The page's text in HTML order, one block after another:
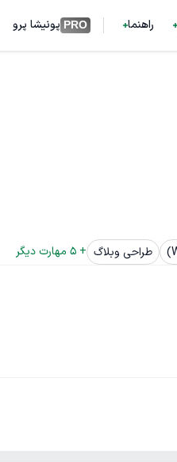
راهنما PRO پونیشا پرو
طراحی وبلاگ +
5 مهارت دیگر